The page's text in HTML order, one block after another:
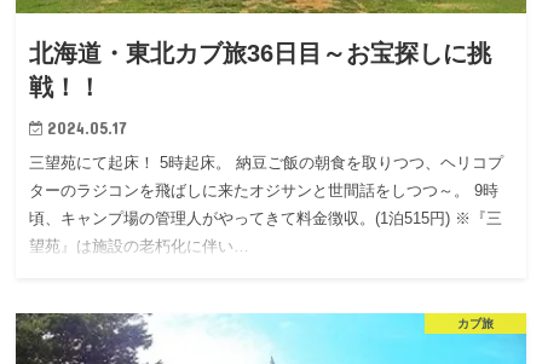
北海道・東北カブ旅36日目～お宝探しに挑
戦！！
2024.05.17
三望苑にて起床！ 5時起床。 納豆ご飯の朝食を取りつつ、ヘリコプ
ターのラジコンを飛ばしに来たオジサンと世間話をしつつ～。 9時
頃、キャンプ場の管理人がやってきて料金徴収。(1泊515円) ※『三
望苑』は施設の老朽化に伴い…
カブ旅